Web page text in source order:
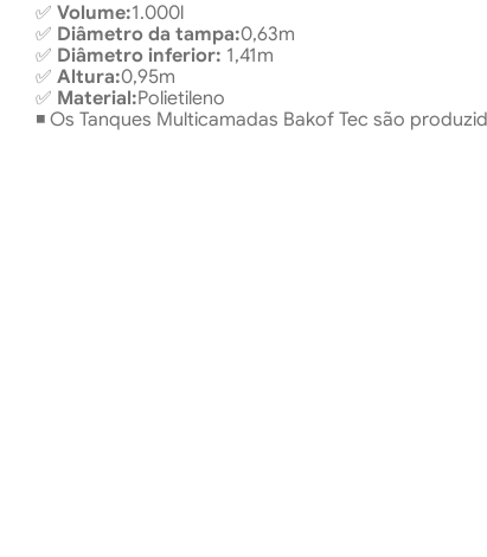
✅ Volume:1.000l
✅ Diâmetro da tampa:0,63m
✅ Diâmetro inferior: 1,41m
✅ Altura:0,95m
✅ Material:Polietileno
◾ Os Tanques Multicamadas Bakof Tec são